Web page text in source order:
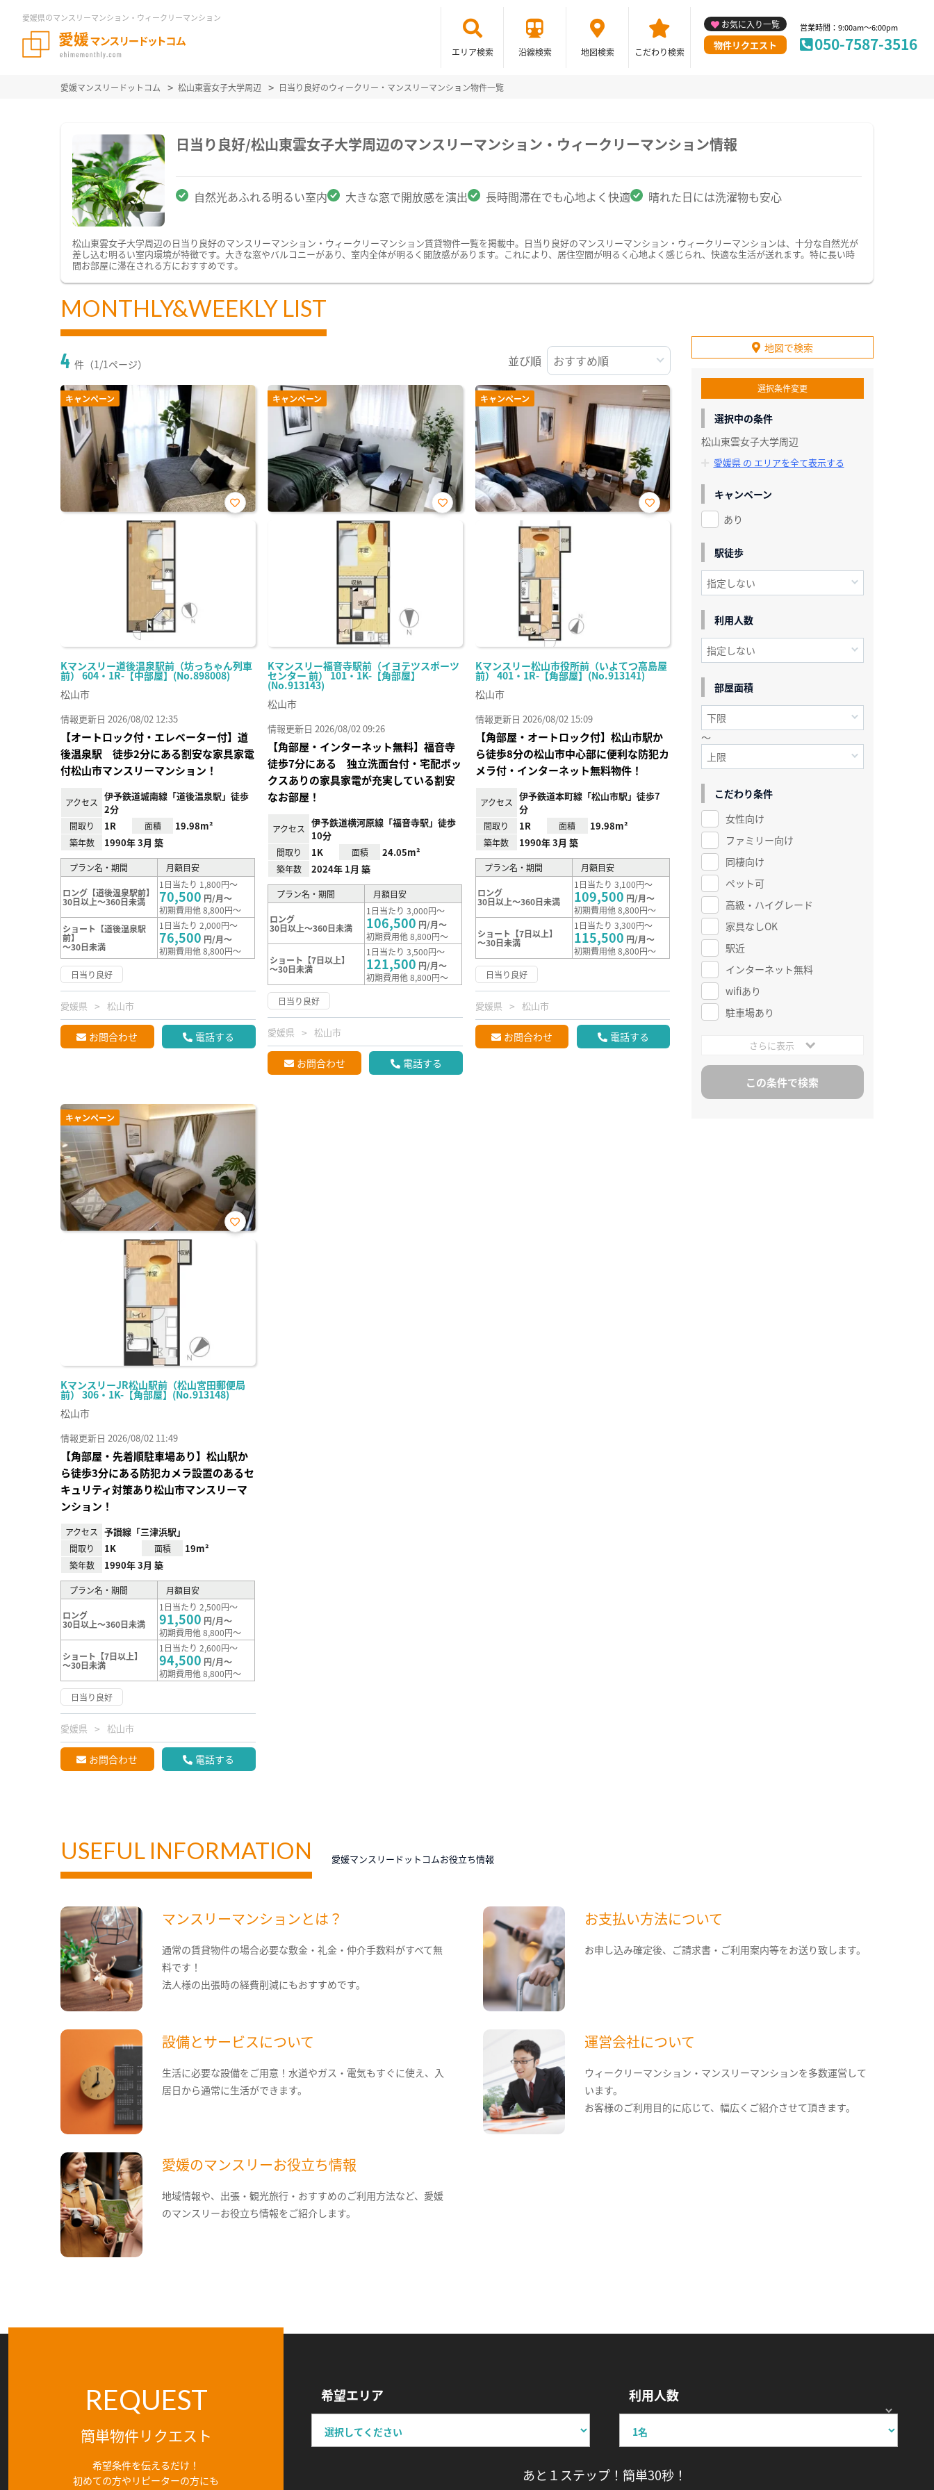
愛媛県のマンスリーマンション・ウィークリーマンション
エリア検索 沿線検索 地図検索 こだわり検索
お気に入り一覧
物件リクエスト
営業時間：9:00am～6:00pm
050-7587-3516
愛媛マンスリードットコム 松山東雲女子大学周辺 日当り良好のウィークリー・マンスリーマンション物件一覧
日当り良好/松山東雲女子大学周辺のマンスリーマンション・ウィークリーマンション情報
自然光あふれる明るい室内 大きな窓で開放感を演出 長時間滞在でも心地よく快適 晴れた日には洗濯物も安心
松山東雲女子大学周辺の日当り良好のマンスリーマンション・ウィークリーマンション賃貸物件一覧を掲載中。日当り良好のマンスリーマンション・ウィークリーマンションは、十分な自然光が
差し込む明るい室内環境が特徴です。大きな窓やバルコニーがあり、室内全体が明るく開放感があります。これにより、居住空間が明るく心地よく感じられ、快適な生活が送れます。特に長い時
間お部屋に滞在される方におすすめです。
MONTHLY&WEEKLY LIST
4 件（1/1ページ） 並び順
キャンペーン
Kマンスリー道後温泉駅前（坊っちゃん列車
前） 604・1R-【中部屋】(No.898008)
お気
松山市
情報更新日 2026/08/02 12:35
【オートロック付・エレベーター付】道
後温泉駅 徒歩2分にある割安な家具家電
付松山市マンスリーマンション！
アクセス
伊予鉄道城南線「道後温泉駅」徒歩
2分
間取り 1R 面積 19.98m²
築年数 1990年 3月 築
プラン名・期間 月額目安
ロング【道後温泉駅前】
30日以上～360日未満
1日当たり 1,800円～
70,500 円/月～
初期費用他 8,800円～
ショート【道後温泉駅
前】
～30日未満
1日当たり 2,000円～
76,500 円/月～
初期費用他 8,800円～
日当り良好
愛媛県 松山市
お問合わせ 電話する
キャンペーン
Kマンスリー福音寺駅前（イヨテツスポーツ
センター 前） 101・1K-【角部屋】
(No.913143)
お気
松山市
情報更新日 2026/08/02 09:26
【角部屋・インターネット無料】福音寺
徒歩7分にある 独立洗面台付・宅配ボッ
クスありの家具家電が充実している割安
なお部屋！
アクセス
伊予鉄道横河原線「福音寺駅」徒歩
10分
間取り 1K 面積 24.05m²
築年数 2024年 1月 築
プラン名・期間 月額目安
ロング
30日以上～360日未満
1日当たり 3,000円～
106,500 円/月～
初期費用他 8,800円～
ショート【7日以上】
～30日未満
1日当たり 3,500円～
121,500 円/月～
初期費用他 8,800円～
日当り良好
愛媛県 松山市
お問合わせ 電話する
キャンペーン
Kマンスリー松山市役所前（いよてつ高島屋
前） 401・1R-【角部屋】(No.913141)
お気
松山市
情報更新日 2026/08/02 15:09
【角部屋・オートロック付】松山市駅か
ら徒歩8分の松山市中心部に便利な防犯カ
メラ付・インターネット無料物件！
アクセス
伊予鉄道本町線「松山市駅」徒歩7
分
間取り 1R 面積 19.98m²
築年数 1990年 3月 築
プラン名・期間 月額目安
ロング
30日以上～360日未満
1日当たり 3,100円～
109,500 円/月～
初期費用他 8,800円～
ショート【7日以上】
～30日未満
1日当たり 3,300円～
115,500 円/月～
初期費用他 8,800円～
日当り良好
愛媛県 松山市
お問合わせ 電話する
キャンペーン
KマンスリーJR松山駅前（松山宮田郵便局
前） 306・1K-【角部屋】(No.913148)
お気
松山市
情報更新日 2026/08/02 11:49
【角部屋・先着順駐車場あり】松山駅か
ら徒歩3分にある防犯カメラ設置のあるセ
キュリティ対策あり松山市マンスリーマ
ンション！
アクセス 予讃線「三津浜駅」
間取り 1K 面積 19m²
築年数 1990年 3月 築
プラン名・期間 月額目安
ロング
30日以上～360日未満
1日当たり 2,500円～
91,500 円/月～
初期費用他 8,800円～
ショート【7日以上】
～30日未満
1日当たり 2,600円～
94,500 円/月～
初期費用他 8,800円～
日当り良好
愛媛県 松山市
お問合わせ 電話する
地図で検索
選択条件変更
選択中の条件
松山東雲女子大学周辺
愛媛県 の エリアを全て表示する
キャンペーン
あり
駅徒歩
利用人数
部屋面積
～
こだわり条件
女性向け
ファミリー向け
同棲向け
ペット可
高級・ハイグレード
家具なしOK
駅近
インターネット無料
wifiあり
駐車場あり
さらに表示
USEFUL INFORMATION 愛媛マンスリードットコムお役立ち情報
マンスリーマンションとは？
通常の賃貸物件の場合必要な敷金・礼金・仲介手数料がすべて無
料です！
法人様の出張時の経費削減にもおすすめです。
お支払い方法について
お申し込み確定後、ご請求書・ご利用案内等をお送り致します。
設備とサービスについて
生活に必要な設備をご用意！水道やガス・電気もすぐに使え、入
居日から通常に生活ができます。
運営会社について
ウィークリーマンション・マンスリーマンションを多数運営して
います。
お客様のご利用目的に応じて、幅広くご紹介させて頂きます。
愛媛のマンスリーお役立ち情報
地域情報や、出張・観光旅行・おすすめのご利用方法など、愛媛
のマンスリーお役立ち情報をご紹介します。
REQUEST
簡単物件リクエスト
希望条件を伝えるだけ！
初めての方やリピーターの方にも
希望エリア 利用人数
あと１ステップ！簡単30秒！